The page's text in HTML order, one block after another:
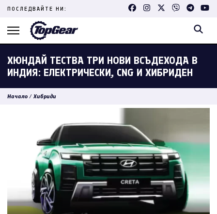
Skip
content
ПОСЛЕДВАЙТЕ НИ:
ХЮНДАЙ ТЕСТВА ТРИ НОВИ ВСЪДЕХОДА В
ИНДИЯ: ЕЛЕКТРИЧЕСКИ, CNG И ХИБРИДЕН
Начало / Хибриди